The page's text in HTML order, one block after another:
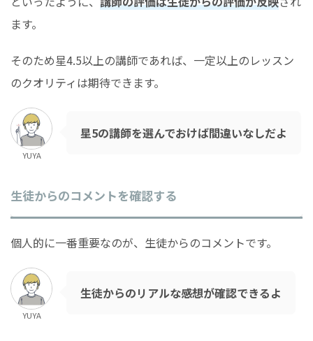
ます。
そのため星4.5以上の講師であれば、一定以上のレッスン
のクオリティは期待できます。
YUYA
星5の講師を選んでおけば間違いなしだよ
生徒からのコメントを確認する
個人的に一番重要なのが、生徒からのコメントです。
YUYA
生徒からのリアルな感想が確認できるよ